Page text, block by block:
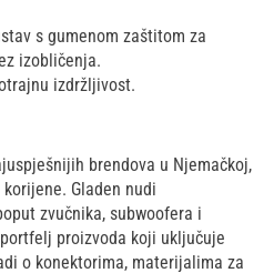
s gumenom zaštitom za
izobličenja.
izdržljivost.
brendova u Njemačkoj,
Gladen nudi
zvučnika, subwoofera i
proizvoda koji uključuje
o konektorima, materijalima za